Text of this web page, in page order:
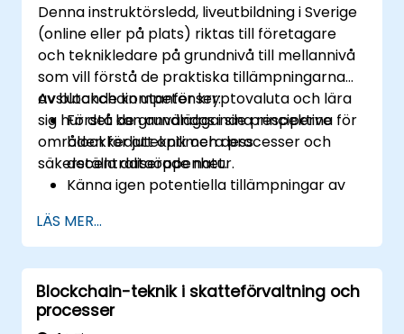
ransomware-svar samt penningtvätt över
olika blockkettar. Varje dag kombinerar
teoribildning med omfattande praktiska
laborationer och realistiska simulationer med
hjälp av öppen-källkodsverktig för forensik,
blockchain-explorers och
undersökningsdataset. Kursen avslutas med
avdelningen för penningtvättsförebyggande
compliance, kontakt med börser, hantering
av digital bevisning samt en
en rättsredovisningsberedskapsrapport.
Denna instruktörsledd, liveutbildning i Sverige
(online eller på plats) riktas till företagare
och teknikledare på grundnivå till mellannivå
som vill förstå de praktiska tillämpningarna
av blockchain utanför kryptovaluta och lära
sig hur det kan användas i sina respektive
områden för att optimera processer och
säkerställa dataöppenhet.
Avslutande kompetenser:
Förstå de grundläggande principerna för
blockkedjuteknik och dess
decentraliserade natur.
Känna igen potentiella tillämpningar av
identitetsbehandling och smarta
kontrakt.
Insikter om att distribuera
decentraliserade program (dApps) på
blockkedjeprogramvaror.
LÄS MER...
Blockchain-teknik i skatteförvaltning och
processer